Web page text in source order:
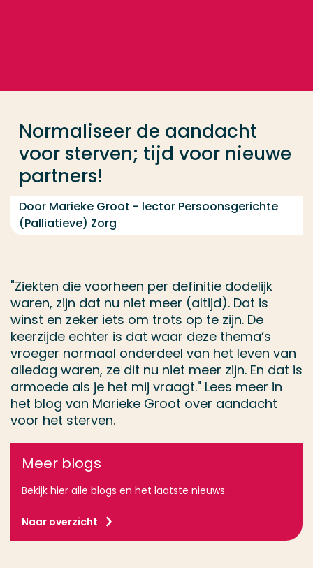
Normaliseer de aandacht
voor sterven; tijd voor nieuwe
partners!
Door Marieke Groot - lector Persoonsgerichte
(Palliatieve) Zorg
"Ziekten die voorheen per definitie dodelijk
waren, zijn dat nu niet meer (altijd). Dat is
winst en zeker iets om trots op te zijn. De
keerzijde echter is dat waar deze thema’s
vroeger normaal onderdeel van het leven van
alledag waren, ze dit nu niet meer zijn. En dat is
armoede als je het mij vraagt." Lees meer in
het blog van Marieke Groot over aandacht
voor het sterven.
Meer blogs
Bekijk hier alle blogs en het laatste nieuws.
Naar overzicht
Opleiding
Contact